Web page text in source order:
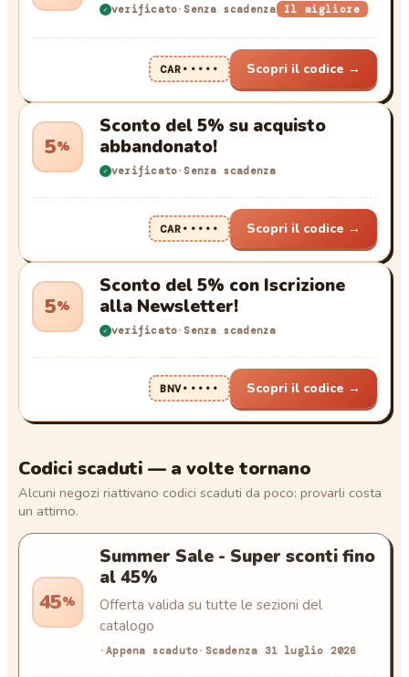
✓ verificato· Senza scadenza Il migliore
CAR••••• Scopri il codice →
5%
Sconto del 5% su acquisto
abbandonato!
✓ verificato· Senza scadenza
CAR••••• Scopri il codice →
5%
Sconto del 5% con Iscrizione
alla Newsletter!
✓ verificato· Senza scadenza
BNV••••• Scopri il codice →
Codici scaduti — a volte tornano
Alcuni negozi riattivano codici scaduti da poco: provarli costa
un attimo.
45%
Summer Sale - Super sconti fino
al 45%
Offerta valida su tutte le sezioni del
catalogo
·Appena scaduto· Scadenza 31 luglio 2026